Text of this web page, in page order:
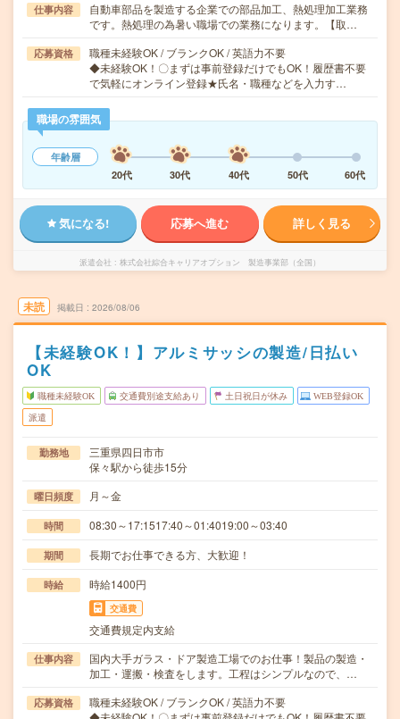
仕事内容
自動車部品を製造する企業での部品加工、熱処理加工業務
です。熱処理の為暑い職場での業務になります。【取…
応募資格
職種未経験OK / ブランクOK / 英語力不要
◆未経験OK！〇まずは事前登録だけでもOK！履歴書不要
で気軽にオンライン登録★氏名・職種などを入力す…
職場の雰囲気
年齢層
20代
30代 40代 50代 60代
気になる! 応募へ進む 詳しく見る
派遣会社 株式会社綜合キャリアオプション 製造事業部（全国）
未読 掲載日 2026/08/06
【未経験OK！】アルミサッシの製造/日払い
OK
職種未経験OK 交通費別途支給あり 土日祝日が休み WEB登録OK
派遣
勤務地
三重県四日市市
保々駅から徒歩15分
曜日頻度 月～金
時間 08:30～17:1517:40～01:4019:00～03:40
期間 長期でお仕事できる方、大歓迎！
時給 時給1400円
交通費
交通費規定内支給
仕事内容
国内大手ガラス・ドア製造工場でのお仕事！製品の製造・
加工・運搬・検査をします。工程はシンプルなので、…
応募資格
職種未経験OK / ブランクOK / 英語力不要